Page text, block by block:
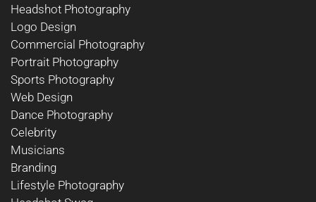
Headshot Photography
Logo Design
Commercial Photography
Portrait Photography
Sports Photography
Web Design
Dance Photography
Celebrity
Musicians
Branding
Lifestyle Photography